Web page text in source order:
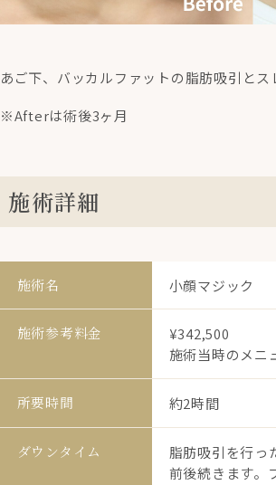
あご下、バッカルファットの脂肪吸引と
※Afterは術後3ヶ月
施術詳細
施術名 小顔マジック
施術参考料金
¥342,500
施術当時のメニ
所要時間 約2時間
ダウンタイム
脂肪吸引を行っ
前後続きます。